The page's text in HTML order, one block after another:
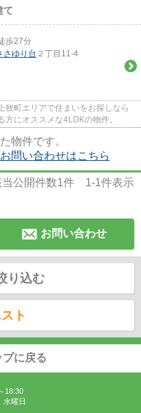
て
歩27分
さゆり台 ２丁目11-4
牧町エリアで住まいをお探しなら
方にオススメな4LDKの物件。
物件です。
問い合わせはこちら
当公開件数1件 1-1件表示
お問い合わせ
り込む
ト
に戻る
18:30
水曜日